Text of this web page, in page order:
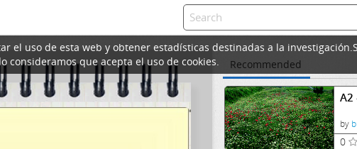
el uso de esta web y obtener estadísticas destinadas a la
consideramos que acepta el uso de cookies.
Recommended
A2
by
0